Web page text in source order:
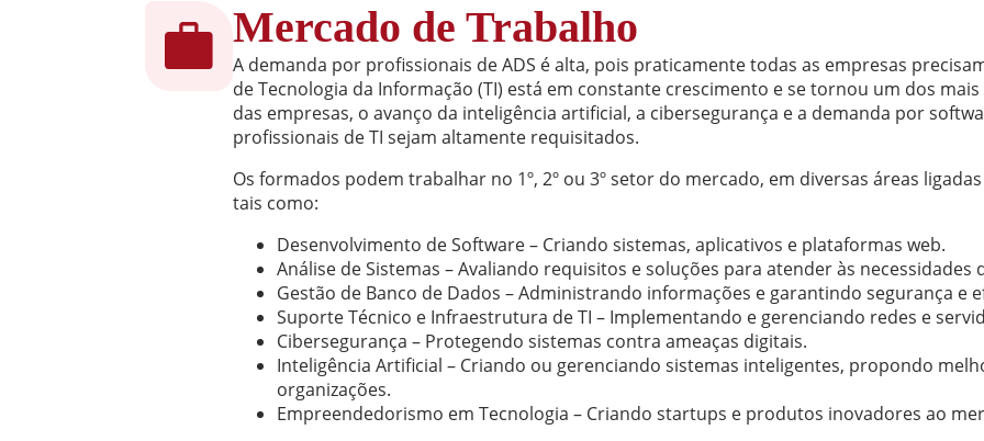
Mercado de Trabalho
A demanda por profissionais de ADS é alta, pois praticamente todas as empresas
de Tecnologia da Informação (TI) está em constante crescimento e se tornou um dos
das empresas, o avanço da inteligência artificial, a cibersegurança e a demanda por
profissionais de TI sejam altamente requisitados.
Os formados podem trabalhar no 1º, 2º ou 3º setor do mercado, em diversas áreas
tais como:
Desenvolvimento de Software – Criando sistemas, aplicativos e plataformas web.
Análise de Sistemas – Avaliando requisitos e soluções para atender às necessidades
Gestão de Banco de Dados – Administrando informações e garantindo segurança e
Suporte Técnico e Infraestrutura de TI – Implementando e gerenciando redes e
Cibersegurança – Protegendo sistemas contra ameaças digitais.
Inteligência Artificial – Criando ou gerenciando sistemas inteligentes, propondo
organizações.
Empreendedorismo em Tecnologia – Criando startups e produtos inovadores ao